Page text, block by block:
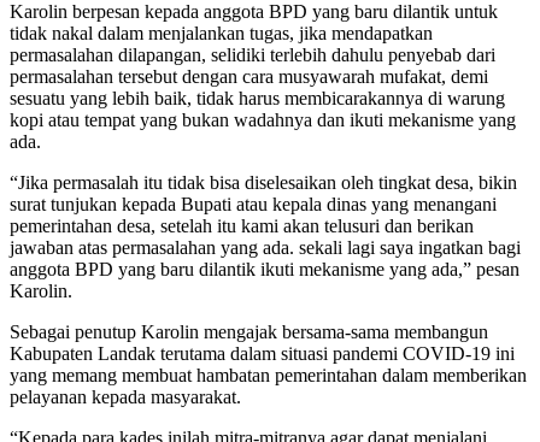
Karolin berpesan kepada anggota BPD yang baru dilantik untuk
tidak nakal dalam menjalankan tugas, jika mendapatkan
permasalahan dilapangan, selidiki terlebih dahulu penyebab dari
permasalahan tersebut dengan cara musyawarah mufakat, demi
sesuatu yang lebih baik, tidak harus membicarakannya di warung
kopi atau tempat yang bukan wadahnya dan ikuti mekanisme yang
ada.
“Jika permasalah itu tidak bisa diselesaikan oleh tingkat desa, bikin
surat tunjukan kepada Bupati atau kepala dinas yang menangani
pemerintahan desa, setelah itu kami akan telusuri dan berikan
jawaban atas permasalahan yang ada. sekali lagi saya ingatkan bagi
anggota BPD yang baru dilantik ikuti mekanisme yang ada,” pesan
Karolin.
Sebagai penutup Karolin mengajak bersama-sama membangun
Kabupaten Landak terutama dalam situasi pandemi COVID-19 ini
yang memang membuat hambatan pemerintahan dalam memberikan
pelayanan kepada masyarakat.